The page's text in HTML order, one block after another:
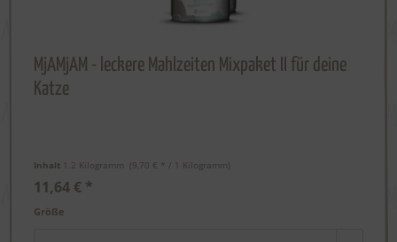
MjAMjAM - leckere Mahlzeiten Mixpaket II für deine
Katze
Inhalt 1.2 Kilogramm (9,70 € * / 1 Kilogramm)
11,64 € *
Größe